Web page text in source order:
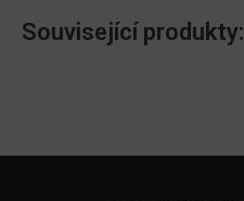
Související produkty: